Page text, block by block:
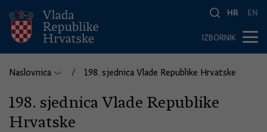
HR EN
IZBORNIK
Naslovnica 198. sjednica Vlade Republike Hrvatske
198. sjednica Vlade Republike
Hrvatske